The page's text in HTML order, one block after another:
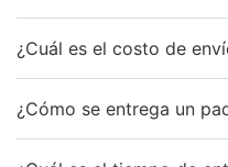
¿Cuál es el costo de
¿Cómo se entrega un